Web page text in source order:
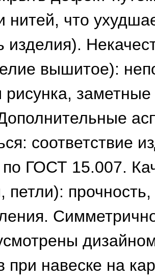
нитей, что
изделия).
вышитое):
соответствие
по ГОСТ 15.007.
петли):
при навеске на